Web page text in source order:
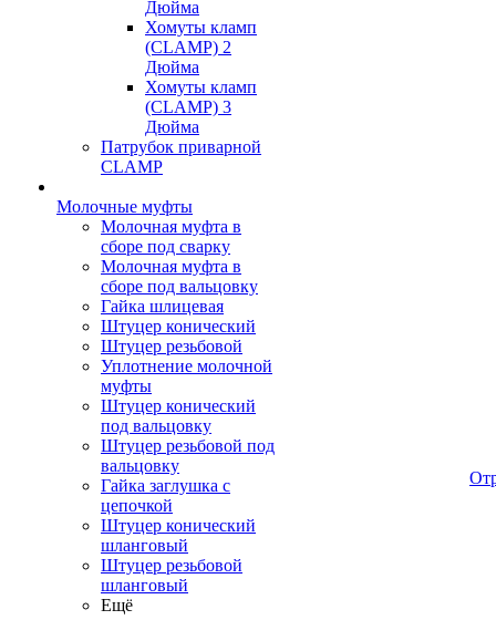
Дюйма
Хомуты кламп
(CLAMP) 2
Дюйма
Хомуты кламп
(CLAMP) 3
Дюйма
Патрубок приварной
CLAMP
Молочные муфты
Молочная муфта в
сборе под сварку
Молочная муфта в
сборе под вальцовку
Гайка шлицевая
Штуцер конический
Штуцер резьбовой
Уплотнение молочной
муфты
Штуцер конический
под вальцовку
Штуцер резьбовой под
вальцовку
Гайка заглушка с
цепочкой
Штуцер конический
шланговый
Штуцер резьбовой
шланговый
Ещё